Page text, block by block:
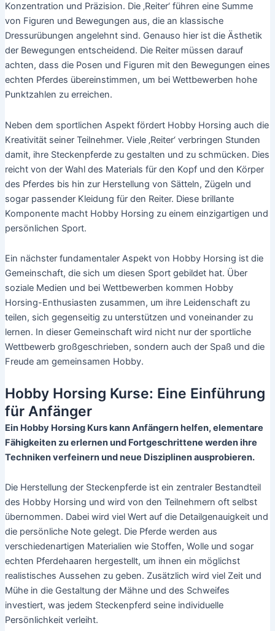
Konzentration und Präzision. Die ‚Reiter‘ führen eine Summe
von Figuren und Bewegungen aus, die an klassische
Dressurübungen angelehnt sind. Genauso hier ist die Ästhetik
der Bewegungen entscheidend. Die Reiter müssen darauf
achten, dass die Posen und Figuren mit den Bewegungen eines
echten Pferdes übereinstimmen, um bei Wettbewerben hohe
Punktzahlen zu erreichen.
Neben dem sportlichen Aspekt fördert Hobby Horsing auch die
Kreativität seiner Teilnehmer. Viele ‚Reiter‘ verbringen Stunden
damit, ihre Steckenpferde zu gestalten und zu schmücken. Dies
reicht von der Wahl des Materials für den Kopf und den Körper
des Pferdes bis hin zur Herstellung von Sätteln, Zügeln und
sogar passender Kleidung für den Reiter. Diese brillante
Komponente macht Hobby Horsing zu einem einzigartigen und
persönlichen Sport.
Ein nächster fundamentaler Aspekt von Hobby Horsing ist die
Gemeinschaft, die sich um diesen Sport gebildet hat. Über
soziale Medien und bei Wettbewerben kommen Hobby
Horsing-Enthusiasten zusammen, um ihre Leidenschaft zu
teilen, sich gegenseitig zu unterstützen und voneinander zu
lernen. In dieser Gemeinschaft wird nicht nur der sportliche
Wettbewerb großgeschrieben, sondern auch der Spaß und die
Freude am gemeinsamen Hobby.
Hobby Horsing Kurse: Eine Einführung
für Anfänger
Ein Hobby Horsing Kurs kann Anfängern helfen, elementare
Fähigkeiten zu erlernen und Fortgeschrittene werden ihre
Techniken verfeinern und neue Disziplinen ausprobieren.
Die Herstellung der Steckenpferde ist ein zentraler Bestandteil
des Hobby Horsing und wird von den Teilnehmern oft selbst
übernommen. Dabei wird viel Wert auf die Detailgenauigkeit und
die persönliche Note gelegt. Die Pferde werden aus
verschiedenartigen Materialien wie Stoffen, Wolle und sogar
echten Pferdehaaren hergestellt, um ihnen ein möglichst
realistisches Aussehen zu geben. Zusätzlich wird viel Zeit und
Mühe in die Gestaltung der Mähne und des Schweifes
investiert, was jedem Steckenpferd seine individuelle
Persönlichkeit verleiht.